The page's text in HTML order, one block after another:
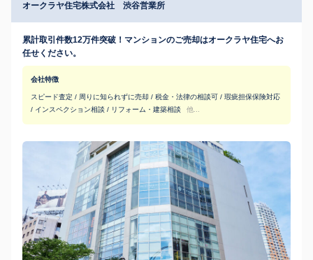
オークラヤ住宅株式会社 渋谷営業所
累計取引件数12万件突破！マンションのご売却はオークラヤ住宅へお
任せください。
会社特徴
スピード査定 / 周りに知られずに売却 / 税金・法律の相談可 / 瑕疵担保保険対応
/ インスペクション相談 / リフォーム・建築相談
他...